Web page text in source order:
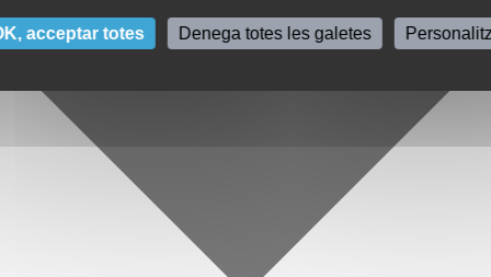
acceptar totes Denega totes les galetes